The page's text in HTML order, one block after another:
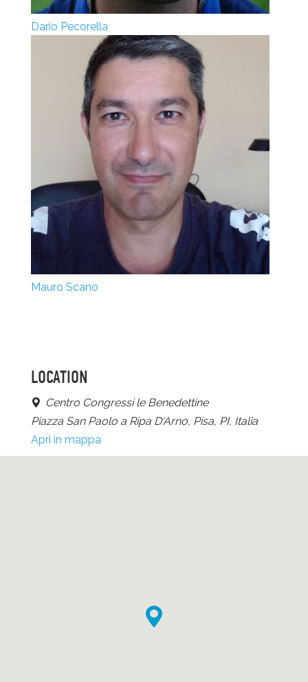
Dario Pecorella
Mauro Scano
LOCATION
Centro Congressi le Benedettine
Piazza San Paolo a Ripa D'Arno, Pisa, PI, Italia
Apri in mappa